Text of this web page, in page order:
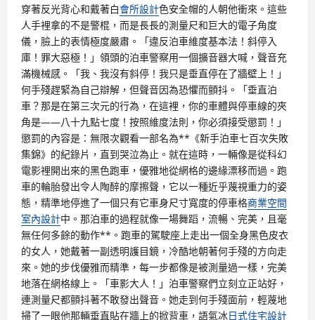
穿著反光背心和戴著白會所設計色安全帽的人朝他衝來。這些
人手裡拿的不是警棍，而是長長的測量尺和巨大的電子角度
儀，臉上的表情極度嚴肅。「違反泊車維度基本法！斜停入
庫！罪大惡極！」領頭的泊車警察用一個擴音器大喊，聲音充
滿機械感。「我、我沒有斜停！我只是垂直停在了牆壁上！」
何手殘趕緊為自己辯解，但聲音因為恐懼而顫抖。「垂直泊
車？那是在第三次元的行為，在這裡，你的車體與停車線的夾
角是——八十九點七度！按照維度法則，你必須接受懲罰！」
懲罰的內容是：無限次觀看一部名為**《新手泊車七百次失敗
集錦》的紀錄片，直到哭泣為止。就在這時，一輛像是從科幻
電影裡開出來的黑色跑車，優雅地從網格的邊緣漂移而過。跑
車的輪胎發出令人陶醉的摩擦聲，它以一種近乎蔑視重力的姿
態，精準地停進了一個只有它車身尺寸寬度的停車格商業空間
室內設計中。那泊車的過程就像一場舞蹈，流暢、完美，且毫
無任何多餘的動作**。跑車的駕駛座上走出一個全身黑色皮衣
的女人，她戴著一副透明護目鏡，冷酷地朝著何手殘的方向走
來。她的步伐優雅而精準，每一步都像是被測量過一樣，完美
地落在網格線上。「車影大人！」泊車警察們立刻立正站好，
連測量尺都顫抖著不敢發出聲音。她走到何手殘面前，輕蔑地
掃了一眼他那輛垂直貼在牆上的掀背車，語氣冰日式住宅設計